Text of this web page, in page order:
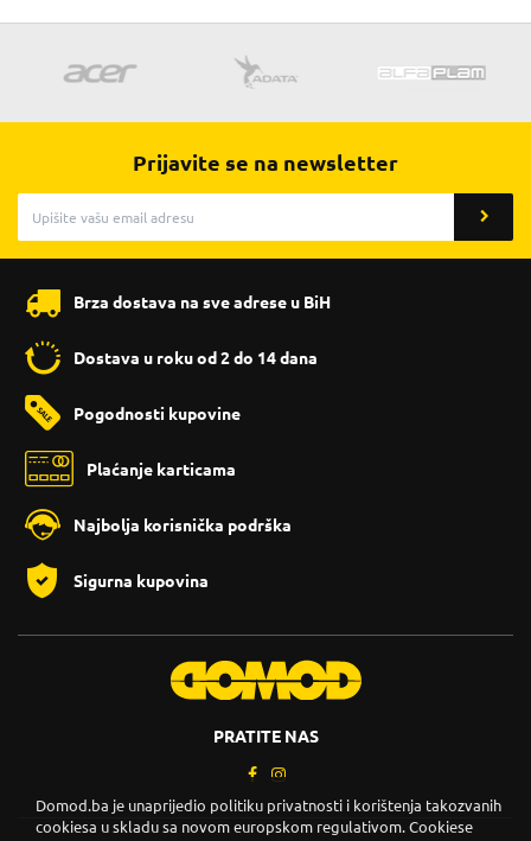
Prijavite se na newsletter
Brza dostava na sve adrese u BiH
Dostava u roku od 2 do 14 dana
Pogodnosti kupovine
Plaćanje karticama
Najbolja korisnička podrška
Sigurna kupovina
PRATITE NAS
Domod.ba je unaprijedio politiku privatnosti i korištenja takozvanih
cookiesa u skladu sa novom europskom regulativom. Cookiese